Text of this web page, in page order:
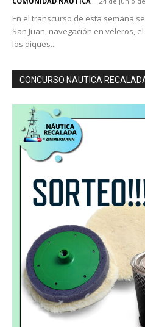
En el transcurso de esta semana
San Juan, navegación en veleros,
los diques...
CONCURSO NAUTICA